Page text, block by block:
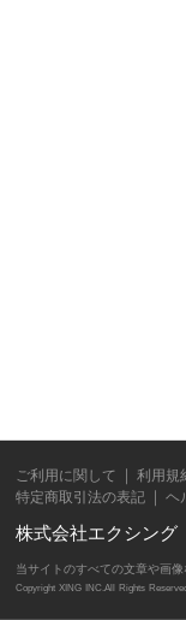
ご利用に関して 利用規
特定商取引法の表記
ヘ
株式会社エクシング
当サイトのすべての文章や画
Copyright XING INC.All Rights